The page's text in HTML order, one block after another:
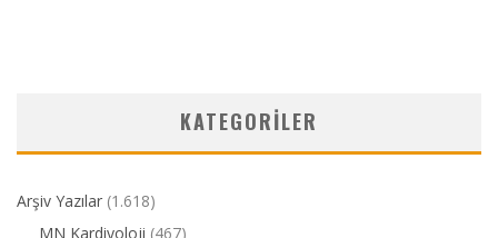
KATEGORILER
Arşiv Yazılar (1.618)
MN Kardiyoloji (467)